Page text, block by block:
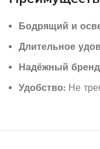
Бодрящий и
Длительное
Надёжный
Удобство: Не